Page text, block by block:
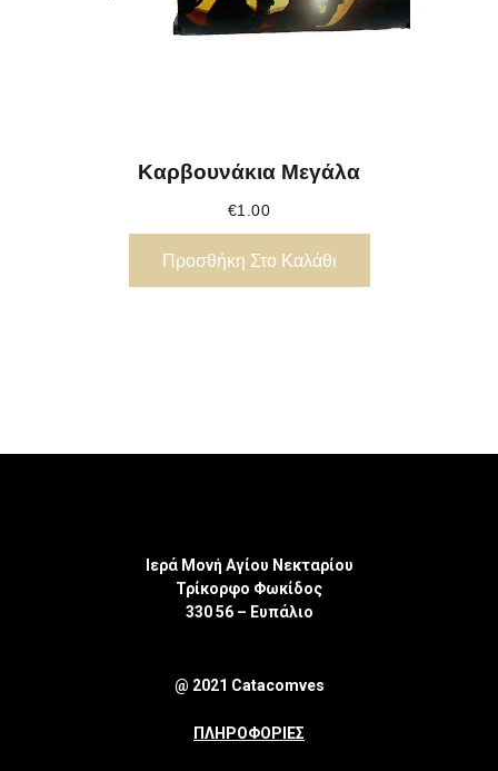
Καρβουνάκια Μεγάλα
€1.00
Προσθήκη Στο Καλάθι
Ιερά Μονή Αγίου Νεκταρίου
Τρίκορφο Φωκίδος
330 56 – Ευπάλιο
@ 2021 Catacomves
ΠΛΗΡΟΦΟΡΙΕΣ